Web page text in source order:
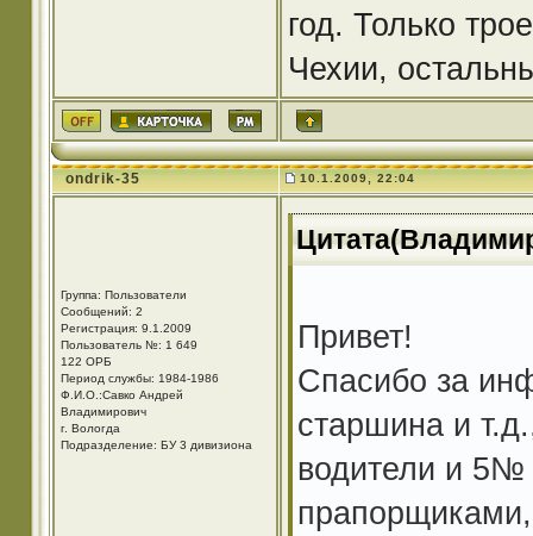
год. Только
Чехии,
ondrik-35 10.1.2009, 22:04
Группа: Пользователи
Сообщений: 2
Регистрация: 9.1.2009
Пользователь №: 1 649
122 ОРБ
Период службы: 1984-1986
Ф.И.О.:Савко Андрей
Владимирович
г. Вологда
Подразделение: БУ 3 дивизиона
Привет!
Спасибо за
старшина и
водители и